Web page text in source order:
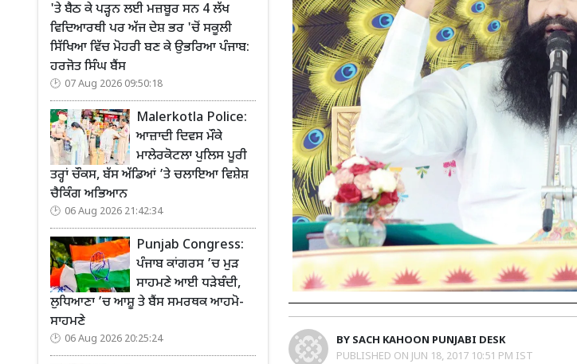
'ਤੇ ਬੈਠ ਕੇ ਪੜ੍ਹਨ ਲਈ ਮਜ਼ਬੂਰ ਸਨ 4 ਲੱਖ
ਵਿਦਿਆਰਥੀ ਪਰ ਅੱਜ ਦੇਸ਼ ਭਰ 'ਚੋਂ ਸਕੂਲੀ
ਸਿੱਖਿਆ ਵਿੱਚ ਮੋਹਰੀ ਬਣ ਕੇ ਉਭਰਿਆ ਪੰਜਾਬ:
ਹਰਜੋਤ ਸਿੰਘ ਬੈਂਸ
07 Aug 2026 09:50:18
Malerkotla Police:
ਆਜ਼ਾਦੀ ਦਿਵਸ ਮੌਕੇ
ਮਾਲੇਰਕੋਟਲਾ ਪੁਲਿਸ ਪੂਰੀ
ਤਰ੍ਹਾਂ ਚੌਕਸ, ਬੱਸ ਅੱਡਿਆਂ ’ਤੇ ਚਲਾਇਆ ਵਿਸ਼ੇਸ਼
ਚੈਕਿੰਗ ਅਭਿਆਨ
06 Aug 2026 21:42:34
Punjab Congress:
ਪੰਜਾਬ ਕਾਂਗਰਸ ’ਚ ਮੁੜ
ਸਾਹਮਣੇ ਆਈ ਧੜੇਬੰਦੀ,
ਲੁਧਿਆਣਾ ’ਚ ਆਸ਼ੂ ਤੇ ਬੈਂਸ ਸਮਰਥਕ ਆਹਮੋ-
ਸਾਹਮਣੇ
06 Aug 2026 20:25:24 BY SACH KAHOON PUNJABI DESK
PUBLISHED ON JUN 18, 2017 10:51 PM IST